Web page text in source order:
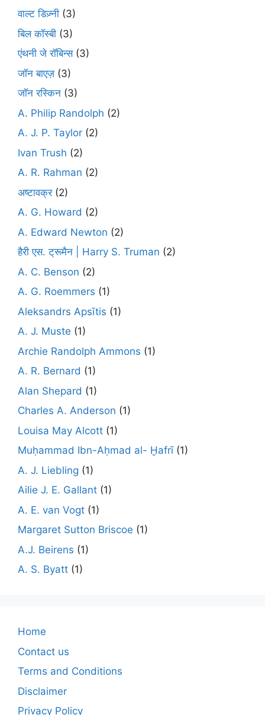
वाल्ट डिज़्नी (3)
बिल कॉस्बी (3)
एंथनी जे रॉबिन्स(3)
जॉन बाएज़ (3)
जॉन रस्किन (3)
A. Philip Randolph (2)
A. J. P. Taylor (2)
Ivan Trush (2)
A. R. Rahman (2)
अष्टावक्र(2)
A. G. Howard (2)
A. Edward Newton (2)
हैरी एस. ट्रूमैन | Harry S. Truman (2)
A. C. Benson (2)
A. G. Roemmers (1)
Aleksandrs Apsītis (1)
A. J. Muste (1)
Archie Randolph Ammons (1)
A. R. Bernard (1)
Alan Shepard (1)
Charles A. Anderson (1)
Louisa May Alcott (1)
Muḥammad Ibn-Aḥmad al- Ḫafrī(1)
A. J. Liebling (1)
Ailie J. E. Gallant (1)
A. E. van Vogt (1)
Margaret Sutton Briscoe (1)
A.J. Beirens (1)
A. S. Byatt (1)
Home
Contact us
Terms and Conditions
Disclaimer
Privacy Policy